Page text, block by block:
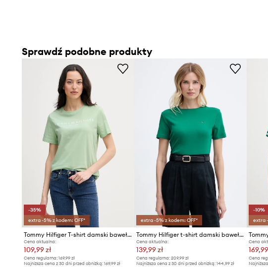
Sprawdź podobne produkty
-35%
extra -5% z kodem: OFF*
Tommy Hilfiger T-shirt damski bawełniany
Cena aktualna:
109,99 zł
Cena regularna: 169,99 zł
Najniższa cena z 30 dni przed obniżką: 169,99 zł
extra -5% z kodem: OFF*
Tommy Hilfiger t-shirt damski bawełniany
Cena aktualna:
139,99 zł
Cena regularna:209,99 zł
Najniższa cena z 30 dni przed obniżką:144,99 zł
-10%
extra
Cena
Cena